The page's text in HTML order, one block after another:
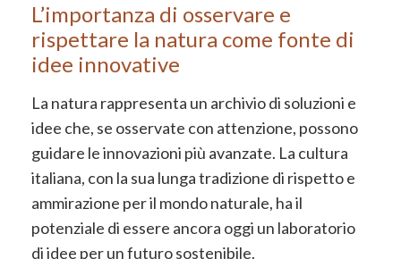
L’importanza di osservare e
rispettare la natura come fonte di
idee innovative
La natura rappresenta un archivio di soluzioni e
idee che, se osservate con attenzione, possono
guidare le innovazioni più avanzate. La cultura
italiana, con la sua lunga tradizione di rispetto e
ammirazione per il mondo naturale, ha il
potenziale di essere ancora oggi un laboratorio
di idee per un futuro sostenibile.